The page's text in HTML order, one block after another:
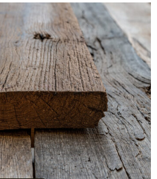
en chique eiken met
INFO